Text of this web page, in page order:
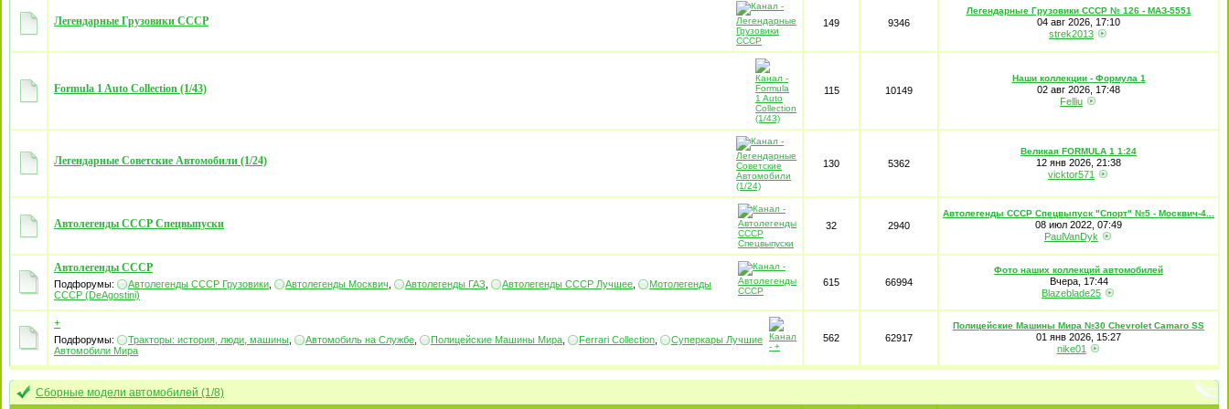
Легендарные Грузовики СССР 149 9346
Легендарные Грузовики СССР № 126 - МАЗ-5551
04 авг 2026, 17:10
strek2013
Formula 1 Auto Collection (1/43) 115 10149
Наши коллекции - Формула 1
02 авг 2026, 17:48
Felliu
Легендарные Советские Автомобили (1/24) 130 5362
Великая FORMULA 1 1:24
12 янв 2026, 21:38
vicktor571
Автолегенды СССР Спецвыпуски 32 2940
Автолегенды СССР Спецвыпуск "Спорт" №5 - Москвич-4...
08 июл 2022, 07:49
PaulVanDyk
Автолегенды СССР
Подфорумы: Автолегенды СССР Грузовики Автолегенды Москвич Автолегенды ГАЗ Автолегенды СССР Лучшее
Мотолегенды
СССР (DeAgostini)
615 66994
Фото наших коллекций автомобилей
Вчера, 17:44
Blazeblade25
+
Подфорумы: Тракторы: история, люди, машины Автомобиль на Службе Полицейские Машины Мира Ferrari Collection
Суперкары Лучшие
Автомобили Mира
562 62917
Полицейские Машины Мира №30 Chevrolet Camaro SS
01 янв 2026, 15:27
nike01
Сборные модели автомобилей (1/8)